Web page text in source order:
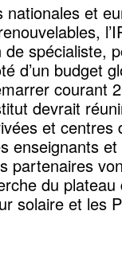
et
spécialiste,
d’un budget
courant
devrait
et centres
enseignants
partenaires
du
solaire et les